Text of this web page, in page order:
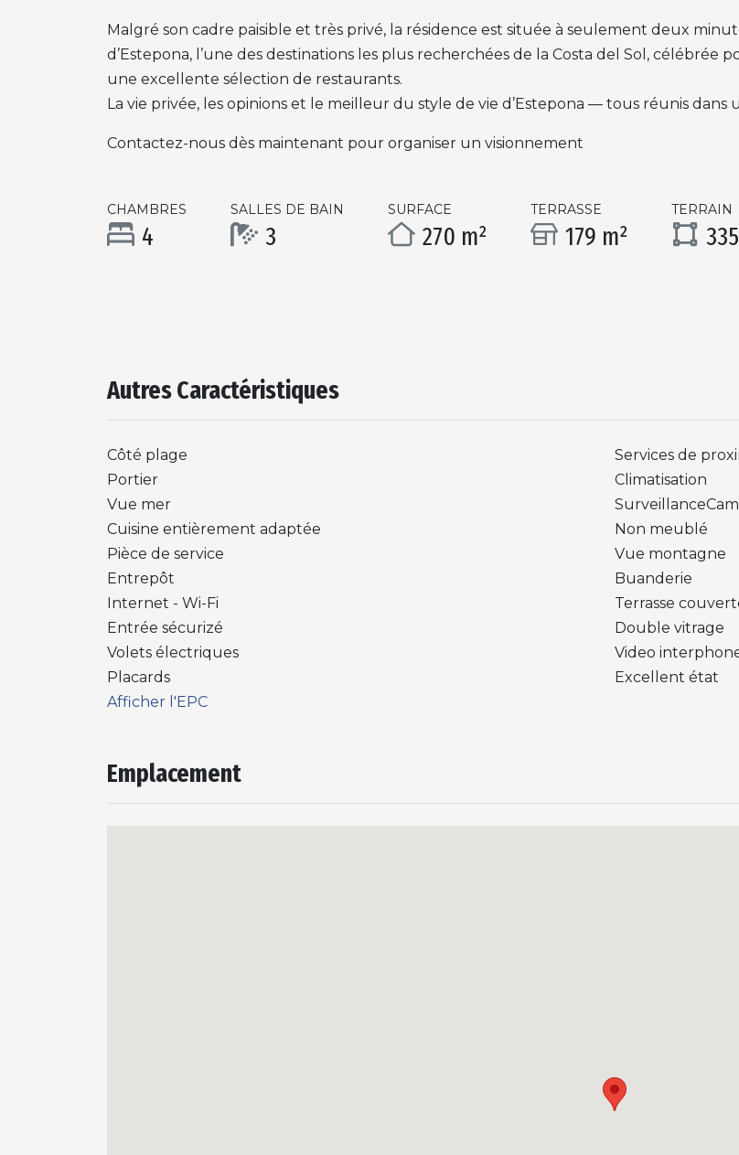
Malgré son cadre paisible et très privé, la résidence est située à seulement deux
d’Estepona, l’une des destinations les plus recherchées de la Costa del Sol, célébrée
une excellente sélection de restaurants.
La vie privée, les opinions et le meilleur du style de vie d’Estepona — tous réunis dans
Contactez-nous dès maintenant pour organiser un visionnement
CHAMBRES
4
SALLES DE BAIN
3
SURFACE
270 m²
TERRASSE
179 m²
TERRAIN
Autres Caractéristiques
Côté plage
Services de
Portier
Climatisation
Vue mer
Cuisine entièrement adaptée
Non meublé
Pièce de service
Vue montagne
Entrepôt
Buanderie
Internet - Wi-Fi
Terrasse
Entrée sécurizé
Double vitrage
Volets électriques
Video
Placards
Excellent état
Afficher l'EPC
Emplacement